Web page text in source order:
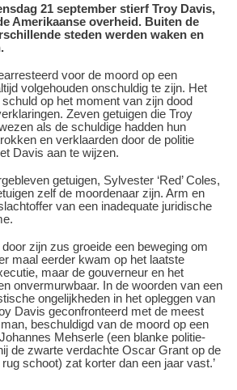
21 september stierf Troy Davis,
Amerikaanse overheid. Buiten de
steden werden waken en
voor de moord op een
volgehouden onschuldig te zijn. Het
op het moment van zijn dood
Zeven getuigen die Troy
als de schuldige hadden hun
en verklaarden door de politie
Davis aan te wijzen.
getuigen, Sylvester ‘Red’ Coles,
zelf de moordenaar zijn. Arm en
van een inadequate juridische
zijn zus groeide een beweging om
maal eerder kwam op het laatste
maar de gouverneur en het
onvermurwbaar. In de woorden van een
ongelijkheden in het opleggen van
Davis geconfronteerd met de meest
beschuldigd van de moord op een
Mehserle (een blanke politie-
de zwarte verdachte Oscar Grant op de
schoot) zat korter dan een jaar vast.’